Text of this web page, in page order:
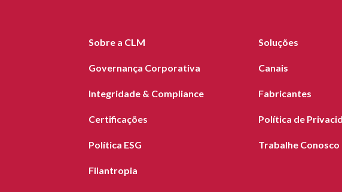
Sobre a CLM
Governança Corporativa
Integridade & Compliance
Certificações
Política ESG
Filantropia
Soluções
Canais
Fabricantes
Política de
Trabalhe Conosco